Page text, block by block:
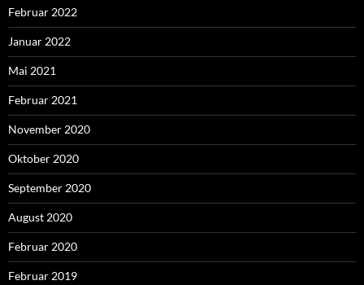
Februar 2022
Januar 2022
Mai 2021
Februar 2021
November 2020
Oktober 2020
September 2020
August 2020
Februar 2020
Februar 2019